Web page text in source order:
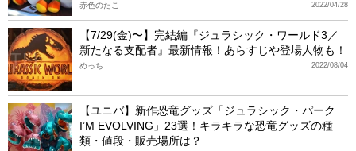
2022/04/28
赤色のたこ
【7/29(金)〜】完結編『ジュラシック・ワールド3／
新たなる支配者』最新情報！あらすじや登場人物も！
2022/08/04
めっち
【ユニバ】新作恐竜グッズ「ジュラシック・パーク
I’M EVOLVING」23選！キラキラな恐竜グッズの種
類・値段・販売場所は？